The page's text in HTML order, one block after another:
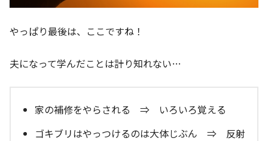
やっぱり最後は、ここですね！
夫になって学んだことは計り知れない…
家の補修をやらされる ⇒ いろいろ覚える
ゴキブリはやっつけるのは大体じぶん ⇒ 反射